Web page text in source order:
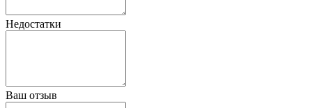
Недостатки
Ваш отзыв